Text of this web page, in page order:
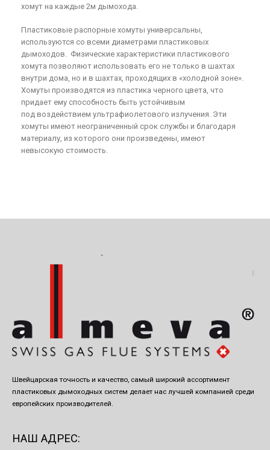
хомут на каждые 2м дымохода.
Пластиковые распорные хомуты универсальны,
используются со всеми диаметрами пластиковых
дымоходов. Физические характеристики пластикового
хомута позволяют использовать его не только в шахтах
внутри дома, но и в шахтах, проходящих в «холодной зоне».
Хомуты производятся из пластика черного цвета, что
придает ему способность быть устойчивым
под воздействием ультрафиолетового излучения. Эти
хомуты имеют неограниченный срок службы и благодаря
материалу, из которого они произведены, имеют
невысокую стоимость.
Швейцарская точность и качество, самый широкий ассортимент
пластиковых дымоходных систем делает нас лучшей компанией среди
европейских производителей.
НАШ АДРЕС: